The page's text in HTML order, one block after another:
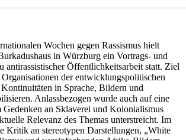
Wochen gegen Rassismus hielt
in Würzburg ein Vortrags- und
antirassistischer Öffentlichkeitsarbeit statt. Ziel
der entwicklungspolitischen
in Sprache, Bildern und
Anlassbezogen wurde auch auf eine
an Sklaverei und Kolonialismus
Relevanz des Themas unterstreicht. Im
Kritik an stereotypen Darstellungen, „White